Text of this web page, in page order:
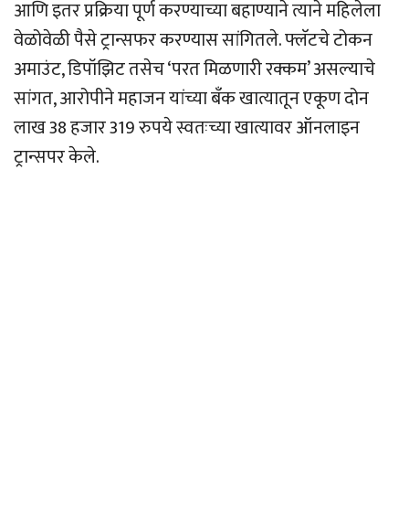
आणि इतर प्रक्रिया पूर्ण करण्याच्या बहाण्याने त्याने महिलेला
वेळोवेळी पैसे ट्रान्सफर करण्यास सांगितले. फ्लॅटचे टोकन
अमाउंट, डिपॉझिट तसेच ‘परत मिळणारी रक्कम’ असल्याचे
सांगत, आरोपीने महाजन यांच्या बँक खात्यातून एकूण दोन
लाख 38 हजार 319 रुपये स्वतःच्या खात्यावर ऑनलाइन
ट्रान्सपर केले.